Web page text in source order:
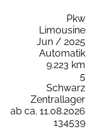
Pkw
Limousine
Jun / 2025
Automatik
9.223 km
5
Schwarz
Zentrallager
ab ca. 11.08.2026
134539